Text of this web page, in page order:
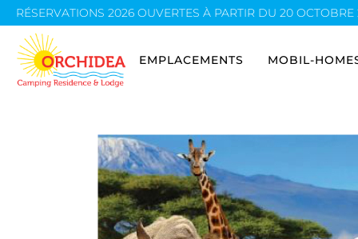
RÉSERVATIONS 2026 OUVERTES À PARTIR DU 20
EMPLACEMENTS
EMPLACEMENT 1ÈRE RANGÉE LAC
EMPLACEMENT ZONE DU LAC
EMPLACEMENT ZONE LAC 7.50MT X
MOBIL-
MOBIL-HOME
MOBIL-HOME
MOBIL-HOME
EMPLACEMENT ZONE DU LAC
EMPLACEMENT EXTRA STANDARD
EMPLACEMENT STANDARD PLUS
MOBIL-HOME MAXI
MOBIL-HOME MAXI